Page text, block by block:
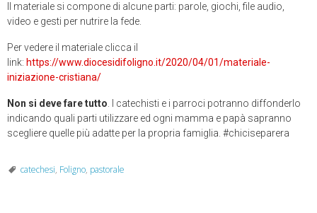
Il materiale si compone di alcune parti: parole, giochi, file audio,
video e gesti per nutrire la fede.
Per vedere il materiale clicca il
link: https://www.diocesidifoligno.it/2020/04/01/materiale-
iniziazione-cristiana/
Non si deve fare tutto. I catechisti e i parroci potranno diffonderlo
indicando quali parti utilizzare ed ogni mamma e papà sapranno
scegliere quelle più adatte per la propria famiglia. #chiciseparera
catechesi, Foligno, pastorale